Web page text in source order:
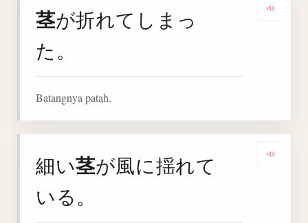
茎が折れてしまっ
た。
Batangnya patah.
細い茎が風に揺れて
いる。